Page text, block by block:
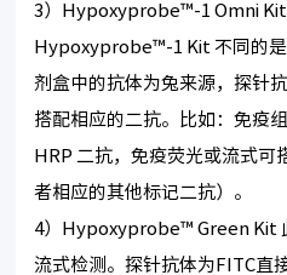
3）Hypoxyprobe™-1 Omni Kit
Hypoxyprobe™-1 Kit 不同的
剂盒中的抗体为兔来源，探针
搭配相应的二抗。比如：免疫
HRP 二抗，免疫荧光或流式
者相应的其他标记二抗）。
4）Hypoxyprobe™ Green Kit
流式检测。探针抗体为FITC直